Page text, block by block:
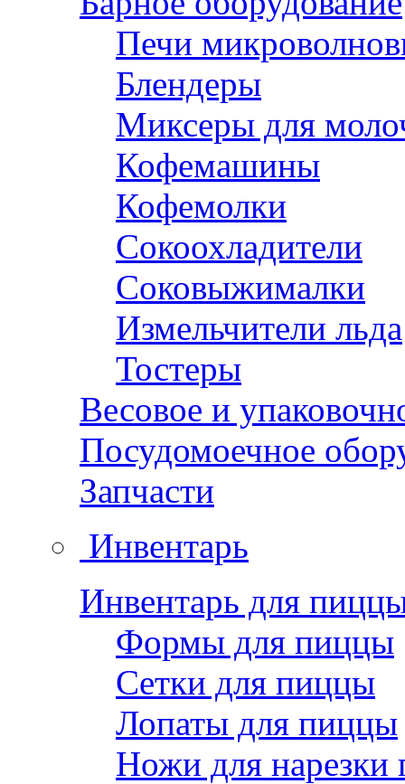
Печи
Блендеры
Миксеры для
Кофемашины
Кофемолки
Сокоохладители
Соковыжималки
Измельчители льда
Тостеры
Весовое и
Посудомоечное
Запчасти
Инвентарь
Инвентарь для
Формы для пиццы
Сетки для пиццы
Лопаты для пиццы
Ножи для нарезки